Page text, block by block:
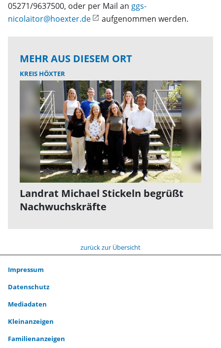
05271/9637500, oder per Mail an ggs-
nicolaitor@hoexter.de
aufgenommen werden.
MEHR AUS DIESEM ORT
KREIS HÖXTER
Landrat Michael Stickeln begrüßt
Nachwuchskräfte
zurück zur Übersicht
Impressum
Datenschutz
Mediadaten
Kleinanzeigen
Familienanzeigen